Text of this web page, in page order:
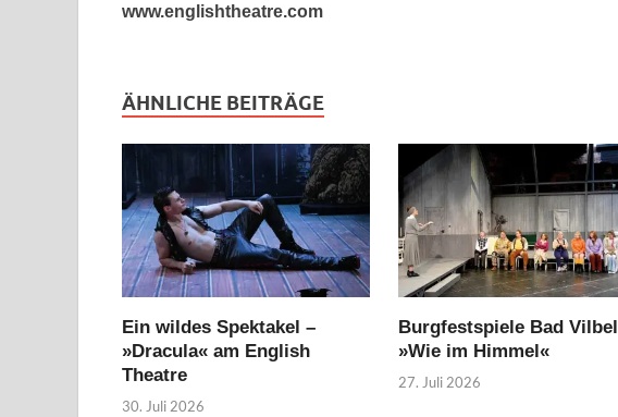
www.englishtheatre.com
ÄHNLICHE BEITRÄGE
Ein wildes Spektakel –
»Dracula« am English
Theatre
30. Juli 2026
Burgfestspiele Bad Vilbel
»Wie im Himmel«
27. Juli 2026